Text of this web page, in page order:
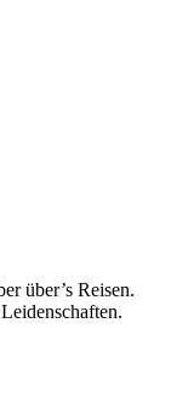
über’s Reisen.